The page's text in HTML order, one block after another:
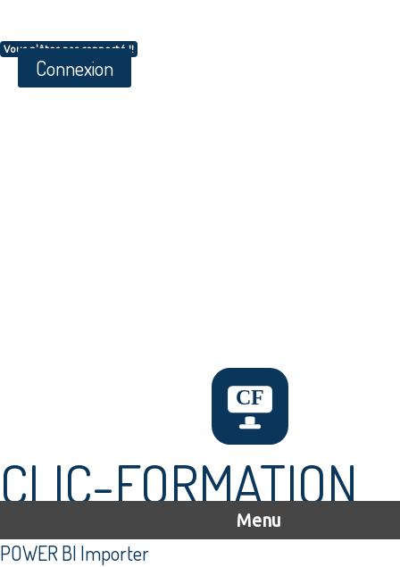
Vous n'êtes pas connecté !!
Connexion
CLIC-FORMATION
Menu
POWER BI Importer